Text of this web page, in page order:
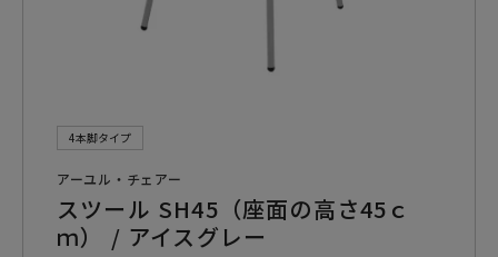
4本脚タイプ
アーユル・チェアー
スツール SH45（座面の高さ45ｃ
ｍ） / アイスグレー